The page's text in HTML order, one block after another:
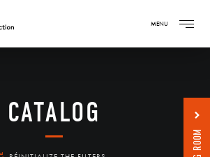
MENU
CATALOG